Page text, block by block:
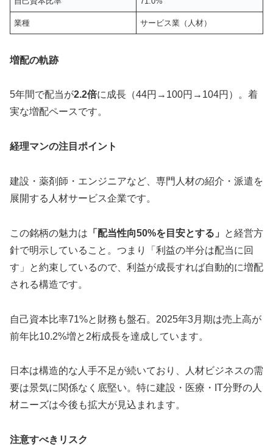
業種 サービス業（人材）
増配の軌跡
5年間で配当が2.2倍に成長（44円→100円→104円）。着
実な増配ペースです。
経理マンの注目ポイント
建設・薬剤師・エンジニアなど、専門人材の紹介・派遣を
展開する人材サービス企業です。
この銘柄の魅力は 「配当性向50%を目安とする」
と経営方
針で明示していること。つまり「利益の半分は配当に回
す」と約束しているので、利益が成長すれば自動的に増配
される構造です。
自己資本比率71%と財務も盤石。2025年3月期は売上高が
前年比10.2%増と2桁成長を達成しています。
日本は構造的な人手不足が続いており、人材ビジネスの需
要は景気に関係なく底堅い。特に建設・医療・IT分野の人
材ニーズは今後も拡大が見込まれます。
注意すべきリスク